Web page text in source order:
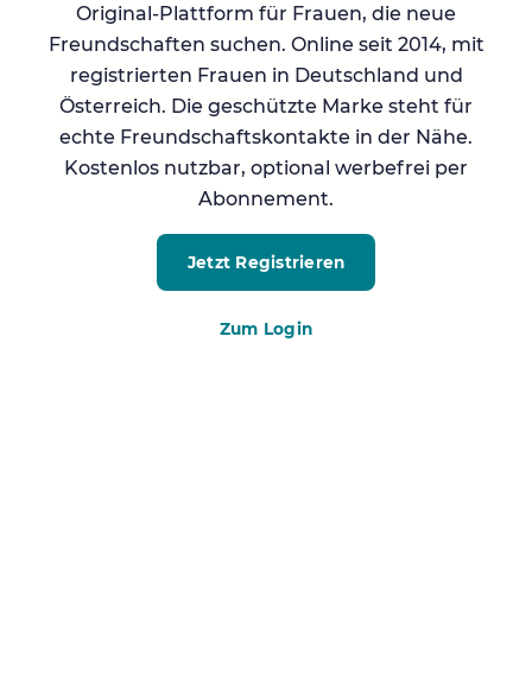
Original-Plattform für Frauen, die neue
Freundschaften suchen. Online seit 2014, mit
registrierten Frauen in Deutschland und
Österreich. Die geschützte Marke steht für
echte Freundschaftskontakte in der Nähe.
Kostenlos nutzbar, optional werbefrei per
Abonnement.
Jetzt Registrieren
Zum Login